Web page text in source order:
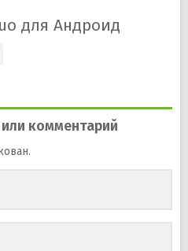
для Андроид
комментарий